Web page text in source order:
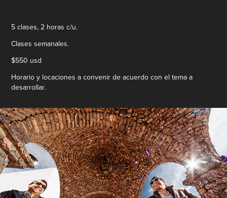
5 clases, 2 horas c/u.
Clases semanales.
$550 usd
Horario y locaciones a convenir de acuerdo con el tema a
desarrollar.